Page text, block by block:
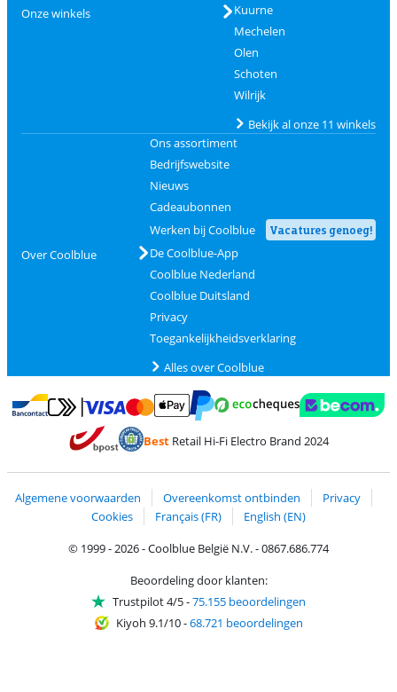
Onze winkels
Kuurne
Mechelen
Olen
Schoten
Wilrijk
Bekijk al onze 11 winkels
Over Coolblue
Ons assortiment
Bedrijfswebsite
Nieuws
Cadeaubonnen
Werken bij Coolblue
Vacatures genoeg!
De Coolblue-App
Coolblue Nederland
Coolblue Duitsland
Privacy
Toegankelijkheidsverklaring
Alles over Coolblue
Betalen met Bancontact
Betalen met MasterCard en Visa via ClickToPay
Betalen met PayPal
BestRetail Hi-Fi Electro Brand 2024
Algemene voorwaarden Overeenkomst ontbinden
Privacy
Cookies
Français (FR)
English (EN)
© 1999 - 2026 - Coolblue België N.V. - 0867.686.774
Beoordeling door klanten:
Trustpilot 4/5-75.155 beoordelingen
Kiyoh 9.1/10-68.721 beoordelingen